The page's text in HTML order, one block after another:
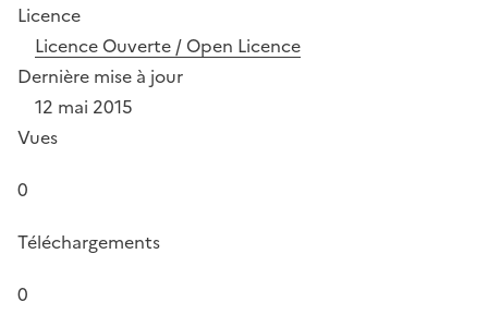
Licence
Licence Ouverte / Open Licence
Dernière mise à jour
12 mai 2015
Vues
0
Téléchargements
0